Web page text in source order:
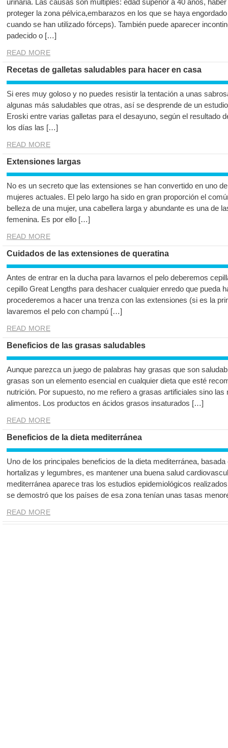
proteger la zona pélvica,embarazos en los que se haya
cuando se han utilizado fórceps). También puede aparecer
padecido o […]
READ MORE
Recetas de galletas saludables para hacer en casa
Si eres muy goloso y no puedes resistir la tentación a unas
algunas más saludables que otras, así se desprende de un
Eroski entre varias galletas para el desayuno, según el resultado
los días las […]
READ MORE
Extensiones largas
No es un secreto que las extensiones se han convertido en uno
mujeres actuales. El pelo largo ha sido en gran proporción el
belleza de una mujer, una cabellera larga y abundante es una de
femenina. Es por ello […]
READ MORE
Cuidados de las extensiones de queratina
Antes de entrar en la ducha para lavarnos el pelo deberemos
cepillo Great Lengths para deshacer cualquier enredo que pueda
procederemos a hacer una trenza con las extensiones (si es la
lavaremos el pelo con champú […]
READ MORE
Beneficios de las grasas saludables
Aunque parezca un juego de palabras hay grasas que son
grasas son un elemento esencial en cualquier dieta que esté
nutrición. Por supuesto, no me refiero a grasas artificiales sino
alimentos. Los productos en ácidos grasos insaturados […]
READ MORE
Beneficios de la dieta mediterránea
Uno de los principales beneficios de la dieta mediterránea,
hortalizas y legumbres, es mantener una buena salud
mediterránea aparece tras los estudios epidemiológicos
se demostró que los países de esa zona tenían unas tasas
READ MORE